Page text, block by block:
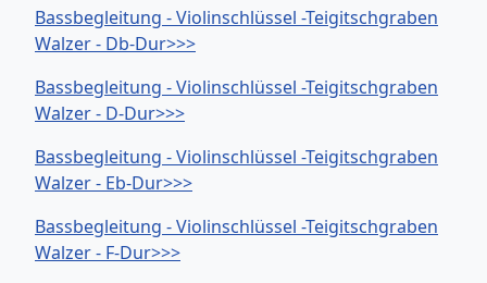
Bassbegleitung - Violinschlüssel -Teigitschgraben
Walzer - Db-Dur>>>
Bassbegleitung - Violinschlüssel -Teigitschgraben
Walzer - D-Dur>>>
Bassbegleitung - Violinschlüssel -Teigitschgraben
Walzer - Eb-Dur>>>
Bassbegleitung - Violinschlüssel -Teigitschgraben
Walzer - F-Dur>>>